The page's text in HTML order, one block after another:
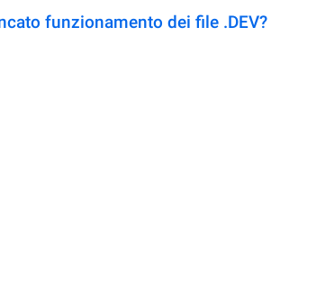
funzionamento dei file .DEV?